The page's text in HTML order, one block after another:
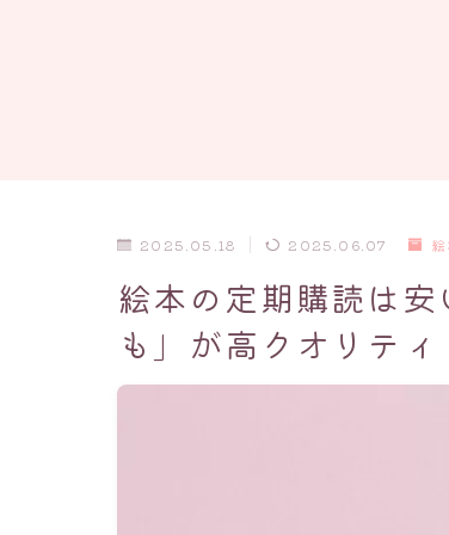
2025.05.18 2025.06.07
絵本の定期購読は
も」が高クオリティ